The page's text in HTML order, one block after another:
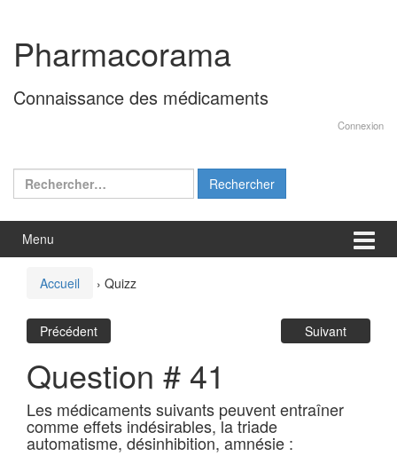
contenu
menu
principal
Pharmacorama
Connaissance des médicaments
Connexion
Rechercher :
Menu
Accueil › Quizz
Précédent Suivant
Question # 41
Les médicaments suivants peuvent entraîner
comme effets indésirables, la triade
automatisme, désinhibition, amnésie :